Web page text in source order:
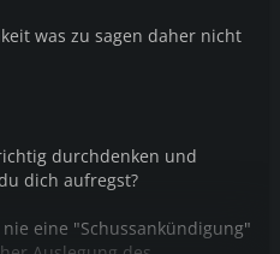
was zu sagen daher nicht
durchdenken und
dich aufregst?
eine "Schussankündigung"